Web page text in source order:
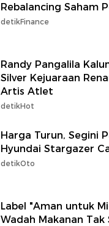
Rebalancing Saham
detikFinance
Randy Pangalila
Silver Kejuaraan
Artis Atlet
detikHot
Harga Turun, Segini
Hyundai Stargazer
detikOto
Label "Aman untuk
Wadah Makanan Tak